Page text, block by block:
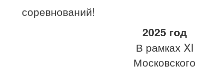
соревнований!
2025 год
В рамках XI
Московского